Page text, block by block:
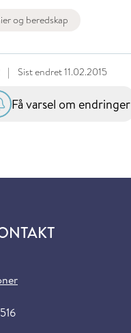
og beredskap
| Sist endret11.02.2015
Få varsel om endringer